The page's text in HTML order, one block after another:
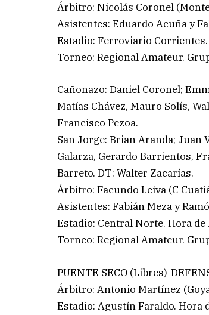
Árbitro: Nicolás Coronel
Asistentes: Eduardo Acuña y
Estadio: Ferroviario
Torneo: Regional Amateur.
Cañonazo: Daniel Coronel;
Matías Chávez, Mauro Solís,
Francisco Pezoa.
San Jorge: Brian Aranda; Juan
Galarza, Gerardo Barrientos,
Barreto. DT: Walter Zacarías.
Árbitro: Facundo Leiva (C
Asistentes: Fabián Meza y
Estadio: Central Norte. Hora de
Torneo: Regional Amateur.
PUENTE SECO (Libres)-
Árbitro: Antonio Martínez
Estadio: Agustín Faraldo. Hora